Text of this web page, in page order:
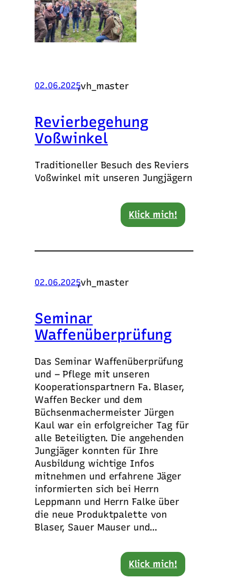
02.06.2025
,vh_master
Revierbegehung
Voßwinkel
Traditioneller Besuch des Reviers
Voßwinkel mit unseren Jungjägern
Klick mich!
02.06.2025
,vh_master
Seminar
Waffenüberprüfung
Das Seminar Waffenüberprüfung
und – Pflege mit unseren
Kooperationspartnern Fa. Blaser,
Waffen Becker und dem
Büchsenmachermeister Jürgen
Kaul war ein erfolgreicher Tag für
alle Beteiligten. Die angehenden
Jungjäger konnten für Ihre
Ausbildung wichtige Infos
mitnehmen und erfahrene Jäger
informierten sich bei Herrn
Leppmann und Herrn Falke über
die neue Produktpalette von
Blaser, Sauer Mauser und…
Klick mich!